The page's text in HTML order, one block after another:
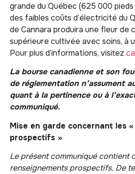
grande du Québec (625 000
des faibles coûts d’électricité du
de Cannara produira une fleur de
supérieure cultivée avec soins, à
Pour plus d’informations, visitez
La bourse canadienne et son
de réglementation n’assument
quant à la pertinence ou à
communiqué.
Mise en garde concernant les
prospectifs »
Le présent communiqué contient
renseignements prospectifs. De